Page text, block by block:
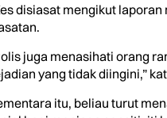
disiasat mengikut
juga menasihati orang
yang tidak diingini,”
itu, beliau turut